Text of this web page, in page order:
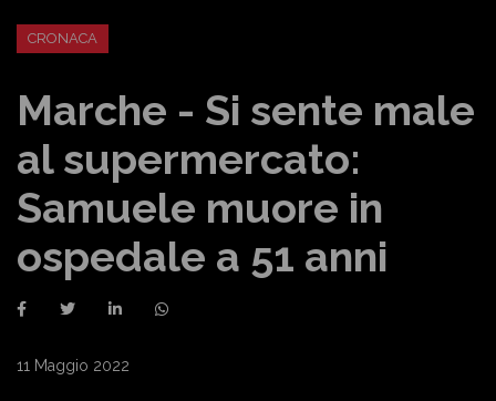
CRONACA
Marche - Si sente male
al supermercato:
Samuele muore in
ospedale a 51 anni
11 Maggio 2022